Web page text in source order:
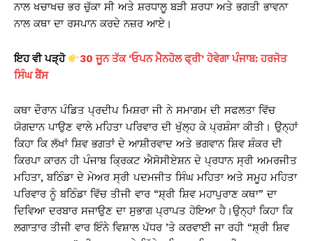
ਨਾਲ ਖਚਾਖਚ ਭਰ ਚੁੱਕਾ ਸੀ ਅਤੇ ਸ਼ਰਧਾਲੂ ਬੜੀ ਸ਼ਰਧਾ ਅਤੇ ਭਗਤੀ ਭਾਵਨਾ
ਨਾਲ ਕਥਾ ਦਾ ਰਸਪਾਨ ਕਰਦੇ ਨਜ਼ਰ ਆਏ।
ਇਹ ਵੀ ਪੜ੍ਹੋ
30 ਜੂਨ ਤੱਕ ‘ਓਪਨ ਮੈਨਹੋਲ ਫ੍ਰੀ’ ਹੋਵੇਗਾ ਪੰਜਾਬ: ਹਰਜੋਤ
ਸਿੰਘ ਬੈਂਸ
ਕਥਾ ਦੌਰਾਨ ਪੰਡਿਤ ਪ੍ਰਦੀਪ ਮਿਸ਼ਰਾ ਜੀ ਨੇ ਸਮਾਗਮ ਦੀ ਸਫਲਤਾ ਵਿੱਚ
ਯੋਗਦਾਨ ਪਾਉਣ ਵਾਲੇ ਮਹਿਤਾ ਪਰਿਵਾਰ ਦੀ ਖੁੱਲ੍ਹ ਕੇ ਪ੍ਰਸ਼ੰਸਾ ਕੀਤੀ। ਉਨ੍ਹਾਂ
ਕਿਹਾ ਕਿ ਲੱਖਾਂ ਸ਼ਿਵ ਭਗਤਾਂ ਦੇ ਆਸ਼ੀਰਵਾਦ ਅਤੇ ਭਗਵਾਨ ਸ਼ਿਵ ਸ਼ੰਕਰ ਦੀ
ਕਿਰਪਾ ਕਾਰਨ ਹੀ ਪੰਜਾਬ ਕ੍ਰਿਕਟ ਐਸੋਸੀਏਸ਼ਨ ਦੇ ਪ੍ਰਧਾਨ ਸ੍ਰੀ ਅਮਰਜੀਤ
ਮਹਿਤਾ, ਬਠਿੰਡਾ ਦੇ ਮੇਅਰ ਸ੍ਰੀ ਪਦਮਜੀਤ ਸਿੰਘ ਮਹਿਤਾ ਅਤੇ ਸਮੂਹ ਮਹਿਤਾ
ਪਰਿਵਾਰ ਨੂੰ ਬਠਿੰਡਾ ਵਿੱਚ ਤੀਜੀ ਵਾਰ “ਸ਼੍ਰੀ ਸ਼ਿਵ ਮਹਾਪੁਰਾਣ ਕਥਾ” ਦਾ
ਦਿਵਿਆ ਦਰਬਾਰ ਸਜਾਉਣ ਦਾ ਸੁਭਾਗ ਪ੍ਰਾਪਤ ਹੋਇਆ ਹੈ।ਉਨ੍ਹਾਂ ਕਿਹਾ ਕਿ
ਲਗਾਤਾਰ ਤੀਜੀ ਵਾਰ ਇੰਨੇ ਵਿਸ਼ਾਲ ਪੱਧਰ ’ਤੇ ਕਰਵਾਈ ਜਾ ਰਹੀ “ਸ਼੍ਰੀ ਸ਼ਿਵ